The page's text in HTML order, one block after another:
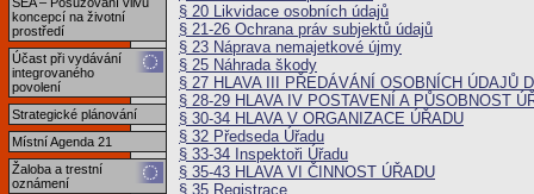
koncepcí na životní
prostředí
Účast při vydávání
integrovaného
povolení
Strategické plánování
Místní Agenda 21
Žaloba a trestní
oznámení
§ 20 Likvidace osobních údajů
§ 21-26 Ochrana práv subjektů údajů
§ 23 Náprava nemajetkové újmy
§ 25 Náhrada škody
§ 27 HLAVA III PŘEDÁVÁNÍ OSOBNÍCH ÚDAJŮ
§ 28-29 HLAVA IV POSTAVENÍ A PŮSOBNOST
§ 30-34 HLAVA V ORGANIZACE ÚŘADU
§ 32 Předseda Úřadu
§ 33-34 Inspektoři Úřadu
§ 35-43 HLAVA VI ČINNOST ÚŘADU
§ 35 Registrace